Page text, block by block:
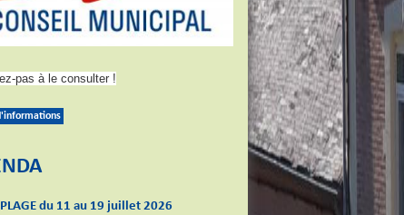
pas à le consulter !
du 11 au 19 juillet 2026